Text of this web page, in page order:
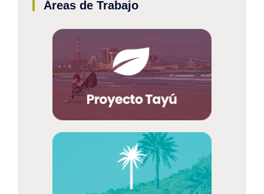
Áreas de Trabajo